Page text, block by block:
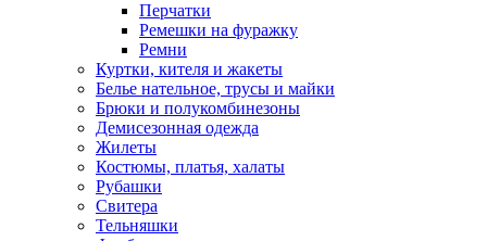
Перчатки
Ремешки на фуражку
Ремни
Куртки, кителя и жакеты
Белье нательное, трусы и майки
Брюки и полукомбинезоны
Демисезонная одежда
Жилеты
Костюмы, платья, халаты
Рубашки
Свитера
Тельняшки